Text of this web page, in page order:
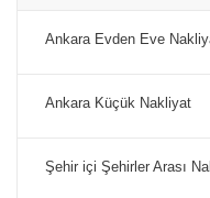
Ankara Evden Eve
Ankara Küçük Nakliyat
Şehir içi Şehirler Arası